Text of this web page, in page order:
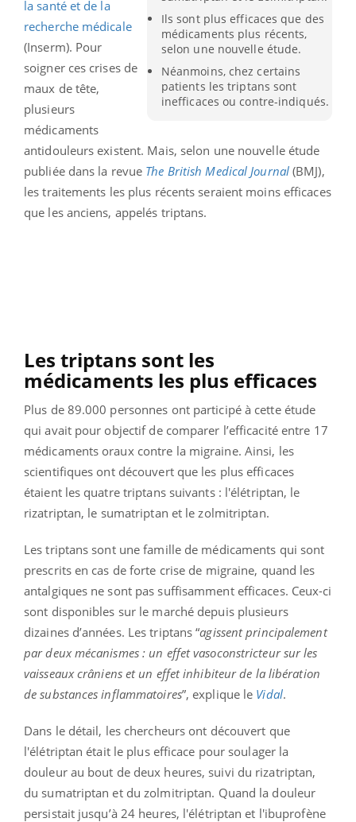
Ils sont plus efficaces que des
médicaments plus récents,
selon une nouvelle étude.
Néanmoins, chez certains
patients les triptans sont
inefficaces ou contre-indiqués.
la santé et de la
recherche médicale
(Inserm). Pour
soigner ces crises de
maux de tête,
plusieurs
médicaments
antidouleurs existent. Mais, selon une nouvelle étude
publiée dans la revue The British Medical Journal(BMJ),
les traitements les plus récents seraient moins efficaces
que les anciens, appelés triptans.
Les triptans sont les
médicaments les plus efficaces
Plus de 89.000 personnes ont participé à cette étude
qui avait pour objectif de comparer l’efficacité entre 17
médicaments oraux contre la migraine. Ainsi, les
scientifiques ont découvert que les plus efficaces
étaient les quatre triptans suivants : l'élétriptan, le
rizatriptan, le sumatriptan et le zolmitriptan.
Les triptans sont une famille de médicaments qui sont
prescrits en cas de forte crise de migraine, quand les
antalgiques ne sont pas suffisamment efficaces. Ceux-ci
sont disponibles sur le marché depuis plusieurs
dizaines d’années. Les triptans “agissent principalement
par deux mécanismes : un effet vasoconstricteur sur les
vaisseaux crâniens et un effet inhibiteur de la libération
de substances inflammatoires”, explique le Vidal.
Dans le détail, les chercheurs ont découvert que
l'élétriptan était le plus efficace pour soulager la
douleur au bout de deux heures, suivi du rizatriptan,
du sumatriptan et du zolmitriptan. Quand la douleur
persistait jusqu’à 24 heures, l'élétriptan et l'ibuprofène